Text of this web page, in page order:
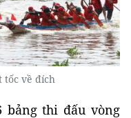
tốc về đích
bảng thi đấu vòng